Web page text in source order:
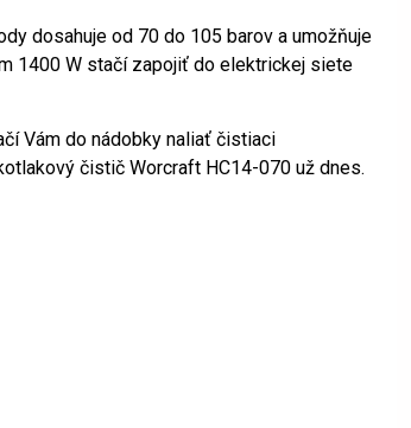
dosahuje od 70 do 105 barov a umožňuje
1400 W stačí zapojiť do elektrickej siete
Vám do nádobky naliať čistiaci
čistič Worcraft HC14-070 už dnes.